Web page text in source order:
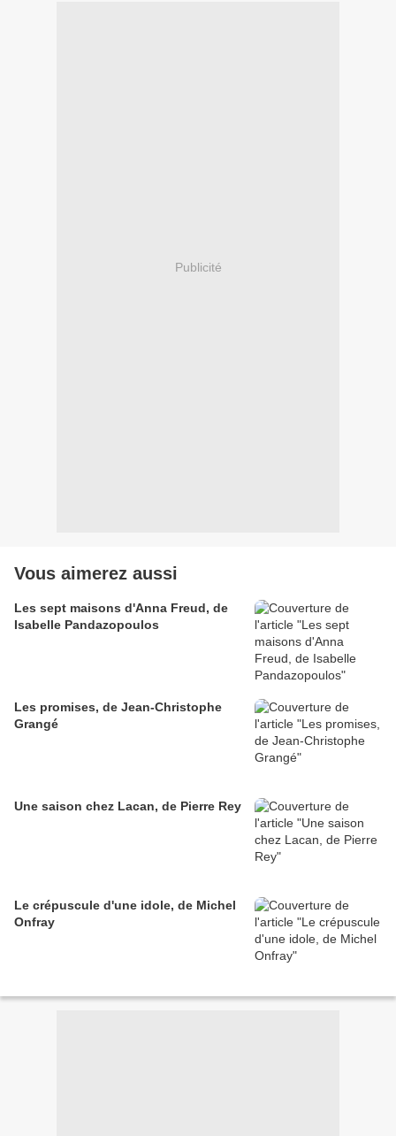
Publicité
Vous aimerez aussi
Les sept maisons d'Anna Freud, de
Isabelle Pandazopoulos
Les promises, de Jean-Christophe
Grangé
Une saison chez Lacan, de Pierre Rey
Le crépuscule d'une idole, de Michel
Onfray